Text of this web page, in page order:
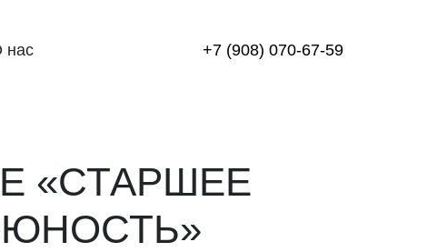
нас +7 (908) 070-67-59
«СТАРШЕЕ